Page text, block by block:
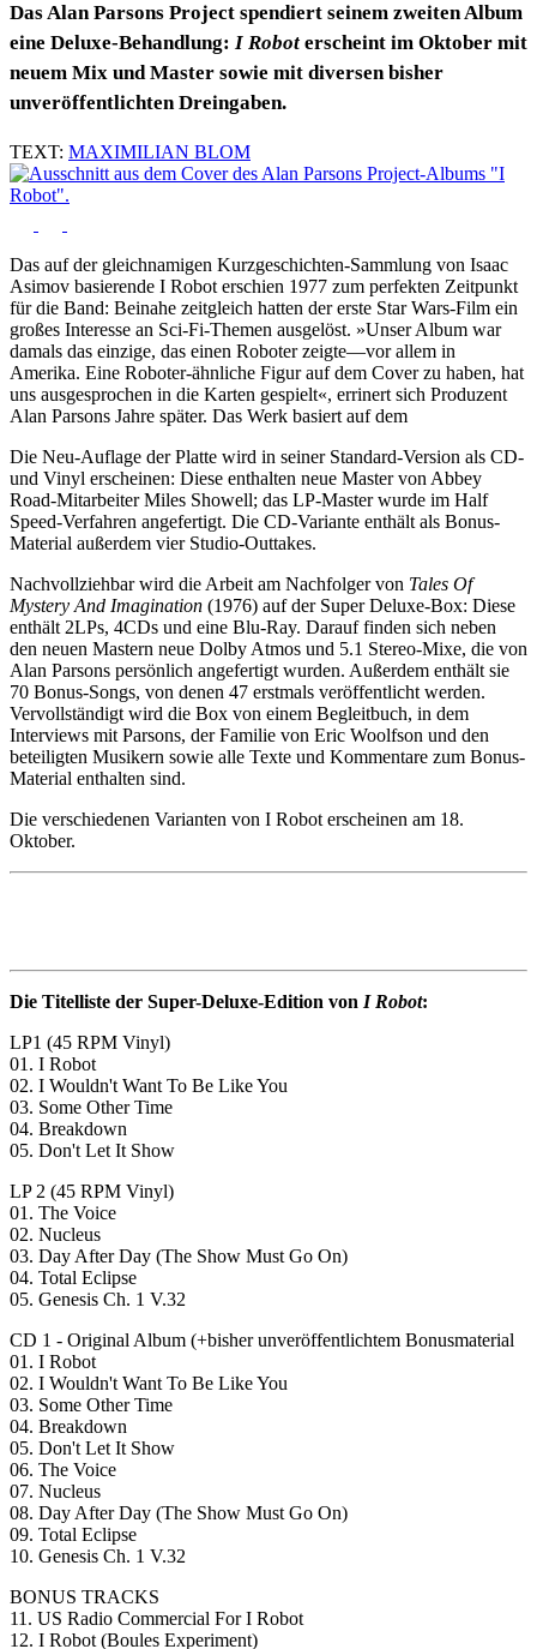
Das Alan Parsons Project spendiert seinem zweiten Album
eine Deluxe-Behandlung: I Robot erscheint im Oktober mit
neuem Mix und Master sowie mit diversen bisher
unveröffentlichten Dreingaben.
TEXT: MAXIMILIAN BLOM
Das auf der gleichnamigen Kurzgeschichten-Sammlung von Isaac
Asimov basierende I Robot erschien 1977 zum perfekten Zeitpunkt
für die Band: Beinahe zeitgleich hatten der erste Star Wars-Film ein
großes Interesse an Sci-Fi-Themen ausgelöst. »Unser Album war
damals das einzige, das einen Roboter zeigte—vor allem in
Amerika. Eine Roboter-ähnliche Figur auf dem Cover zu haben, hat
uns ausgesprochen in die Karten gespielt«, errinert sich Produzent
Alan Parsons Jahre später. Das Werk basiert auf dem
Die Neu-Auflage der Platte wird in seiner Standard-Version als CD-
und Vinyl erscheinen: Diese enthalten neue Master von Abbey
Road-Mitarbeiter Miles Showell; das LP-Master wurde im Half
Speed-Verfahren angefertigt. Die CD-Variante enthält als Bonus-
Material außerdem vier Studio-Outtakes.
Nachvollziehbar wird die Arbeit am Nachfolger von Tales Of
Mystery And Imagination (1976) auf der Super Deluxe-Box: Diese
enthält 2LPs, 4CDs und eine Blu-Ray. Darauf finden sich neben
den neuen Mastern neue Dolby Atmos und 5.1 Stereo-Mixe, die von
Alan Parsons persönlich angefertigt wurden. Außerdem enthält sie
70 Bonus-Songs, von denen 47 erstmals veröffentlicht werden.
Vervollständigt wird die Box von einem Begleitbuch, in dem
Interviews mit Parsons, der Familie von Eric Woolfson und den
beteiligten Musikern sowie alle Texte und Kommentare zum Bonus-
Material enthalten sind.
Die verschiedenen Varianten von I Robot erscheinen am 18.
Oktober.
Die Titelliste der Super-Deluxe-Edition von I Robot:
LP1 (45 RPM Vinyl)
01. I Robot
02. I Wouldn't Want To Be Like You
03. Some Other Time
04. Breakdown
05. Don't Let It Show
LP 2 (45 RPM Vinyl)
01. The Voice
02. Nucleus
03. Day After Day (The Show Must Go On)
04. Total Eclipse
05. Genesis Ch. 1 V.32
CD 1 - Original Album (+bisher unveröffentlichtem Bonusmaterial
01. I Robot
02. I Wouldn't Want To Be Like You
03. Some Other Time
04. Breakdown
05. Don't Let It Show
06. The Voice
07. Nucleus
08. Day After Day (The Show Must Go On)
09. Total Eclipse
10. Genesis Ch. 1 V.32
BONUS TRACKS
11. US Radio Commercial For I Robot
12. I Robot (Boules Experiment)